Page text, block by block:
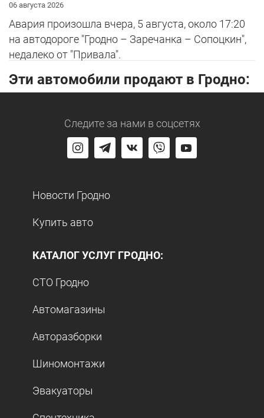
06 августа 2026
Авария произошла вчера, 5 августа, около 17:20
на автодороге "Гродно – Заречанка – Сопоцкин",
недалеко от "Привала".
Эти автомобили продают в Гродно:
Следите за нами в соцсетях
Новости Гродно
Купить авто
КАТАЛОГ УСЛУГ ГРОДНО:
СТО Гродно
Автомагазины
Авторазборки
Шиномонтажи
Эвакуаторы